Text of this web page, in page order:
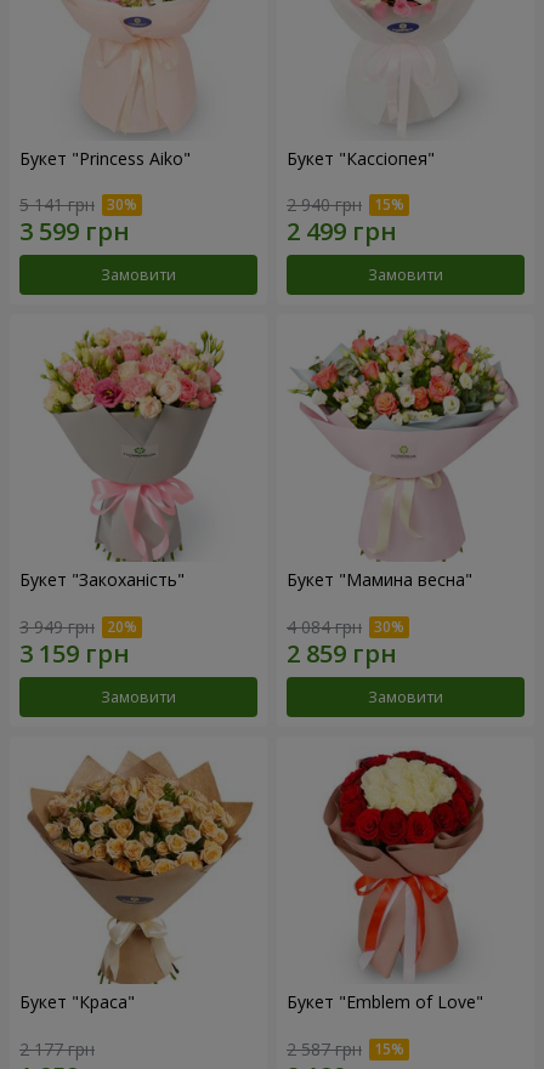
Букет "Princess Aiko"
5 141 грн
Замовити
Букет "Кассіопея"
2 940 грн
Замовити
Букет "Закоханість"
3 949 грн
Замовити
Букет "Мамина весна"
4 084 грн
Замовити
Букет "Краса"
2 177 грн
Букет "Emblem of Love"
2 587 грн